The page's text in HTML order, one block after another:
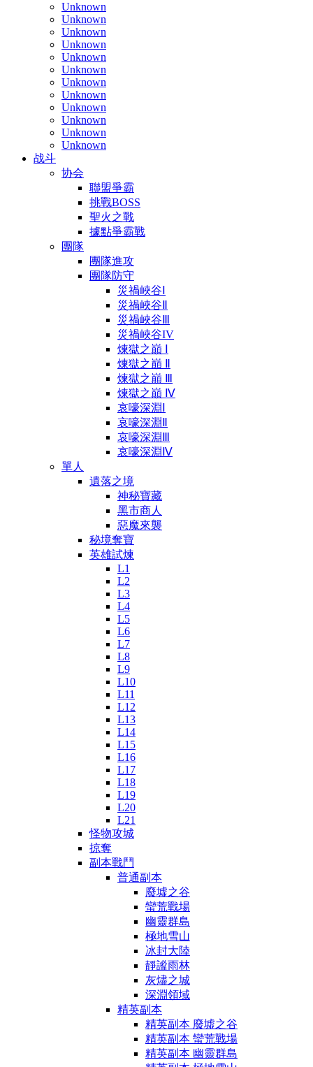
Unknown
Unknown
Unknown
Unknown
Unknown
Unknown
Unknown
Unknown
Unknown
Unknown
Unknown
Unknown
战斗
协会
聯盟爭霸
挑戰BOSS
聖火之戰
據點爭霸戰
團隊
團隊進攻
團隊防守
災禍峽谷Ⅰ
災禍峽谷Ⅱ
災禍峽谷Ⅲ
災禍峽谷IV
煉獄之巔 Ⅰ
煉獄之巔 Ⅱ
煉獄之巔 Ⅲ
煉獄之巔 Ⅳ
哀嚎深淵Ⅰ
哀嚎深淵Ⅱ
哀嚎深淵Ⅲ
哀嚎深淵Ⅳ
單人
遺落之境
神秘寶藏
黑市商人
惡魔來襲
秘境奪寶
英雄試煉
L1
L2
L3
L4
L5
L6
L7
L8
L9
L10
L11
L12
L13
L14
L15
L16
L17
L18
L19
L20
L21
怪物攻城
掠奪
副本戰鬥
普通副本
廢墟之谷
蠻荒戰場
幽靈群島
極地雪山
冰封大陸
靜謐雨林
灰燼之城
深淵領域
精英副本
精英副本 廢墟之谷
精英副本 蠻荒戰場
精英副本 幽靈群島